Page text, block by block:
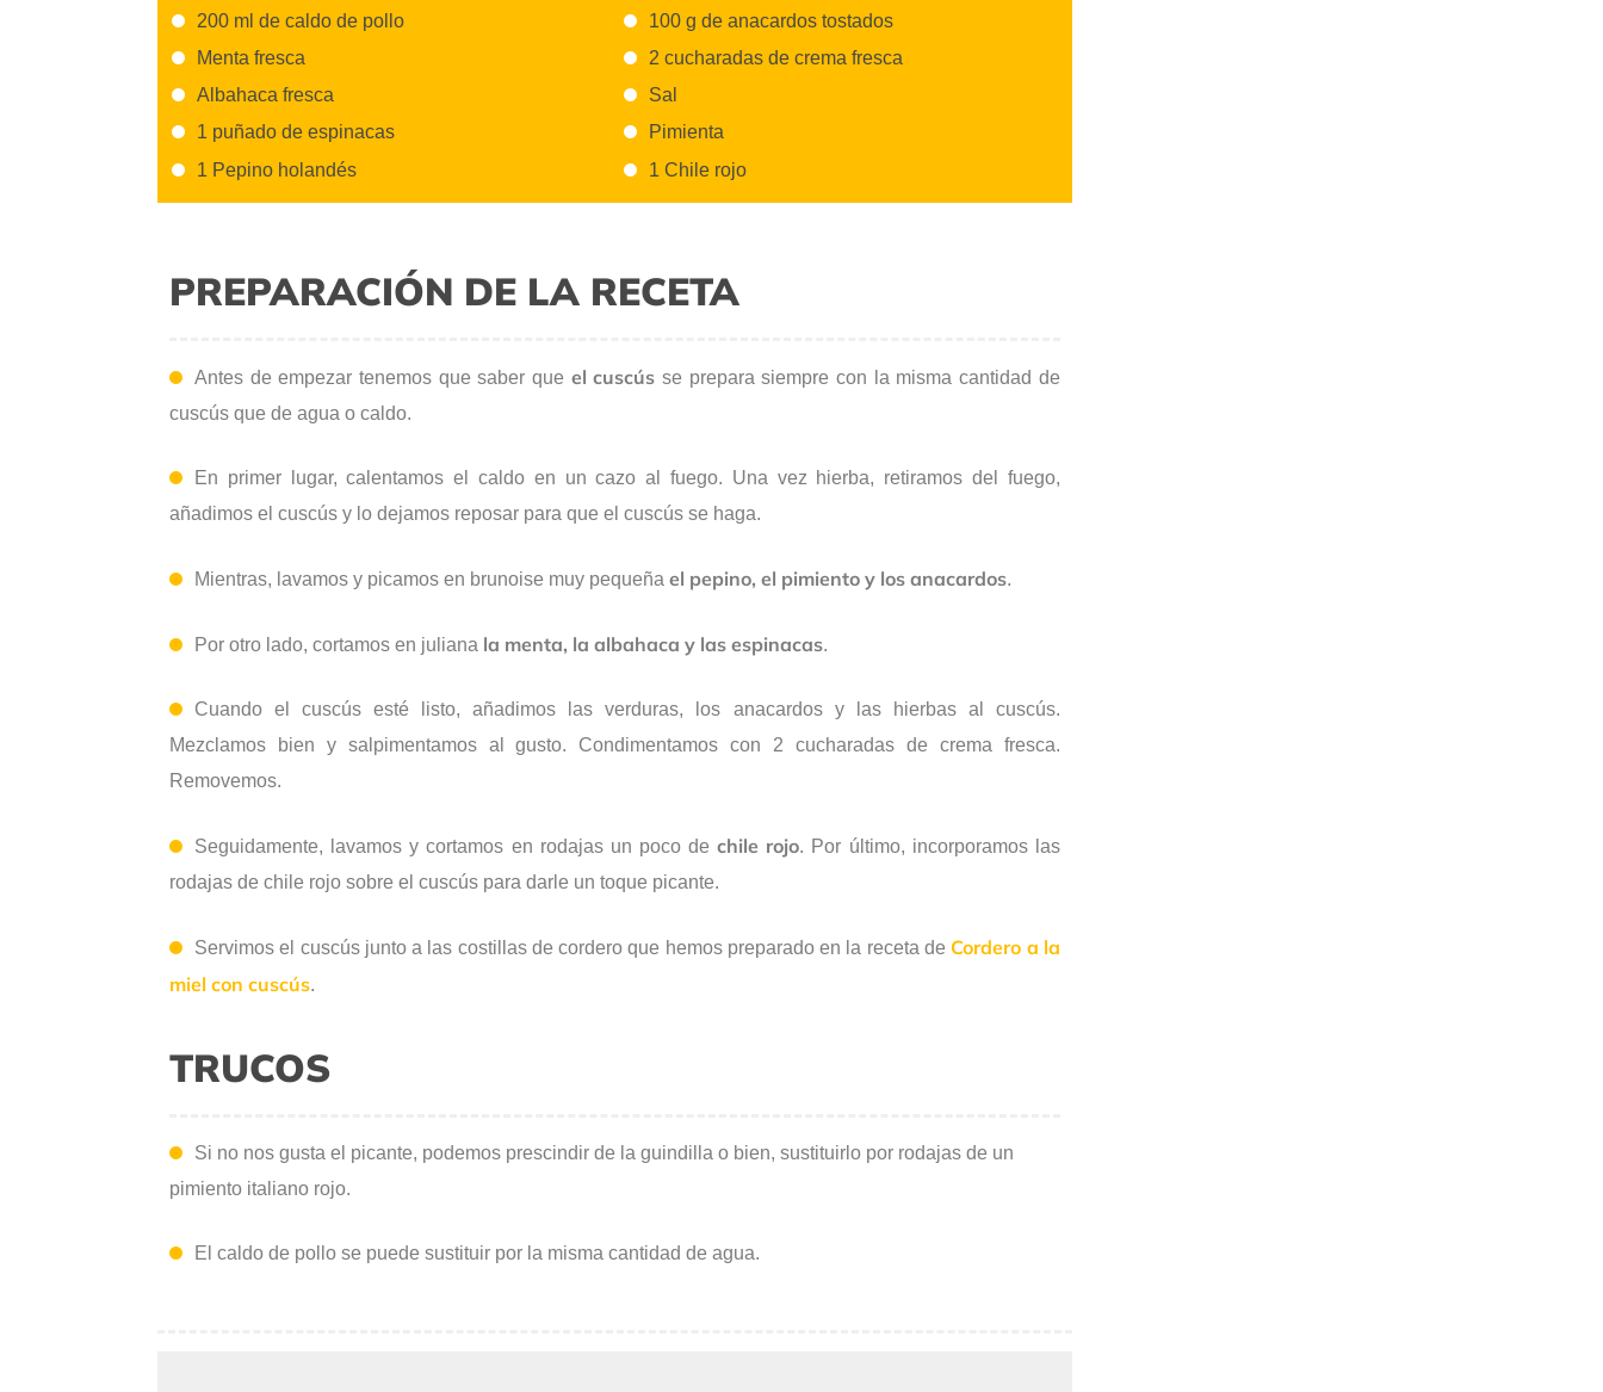
200 ml de caldo de pollo
Menta fresca
Albahaca fresca
1 puñado de espinacas
1 Pepino holandés
100 g de anacardos tostados
2 cucharadas de crema fresca
Sal
Pimienta
1 Chile rojo
PREPARACIÓN DE LA RECETA
Antes de empezar tenemos que saber que el cuscús se prepara siempre con la misma cantidad de
cuscús que de agua o caldo.
En primer lugar, calentamos el caldo en un cazo al fuego. Una vez hierba, retiramos del fuego,
añadimos el cuscús y lo dejamos reposar para que el cuscús se haga.
Mientras, lavamos y picamos en brunoise muy pequeña el pepino, el pimiento y los anacardos.
Por otro lado, cortamos en juliana la menta, la albahaca y las espinacas.
Cuando el cuscús esté listo, añadimos las verduras, los anacardos y las hierbas al cuscús.
Mezclamos bien y salpimentamos al gusto. Condimentamos con 2 cucharadas de crema fresca.
Removemos.
Seguidamente, lavamos y cortamos en rodajas un poco de chile rojo. Por último, incorporamos las
rodajas de chile rojo sobre el cuscús para darle un toque picante.
Servimos el cuscús junto a las costillas de cordero que hemos preparado en la receta deCordero a la
miel con cuscús.
TRUCOS
Si no nos gusta el picante, podemos prescindir de la guindilla o bien, sustituirlo por rodajas de un
pimiento italiano rojo.
El caldo de pollo se puede sustituir por la misma cantidad de agua.